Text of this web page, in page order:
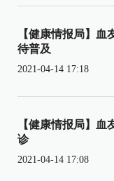
【健康情报局】
待普及
2021-04-14 17:18
【健康情报局】
诊
2021-04-14 17:08